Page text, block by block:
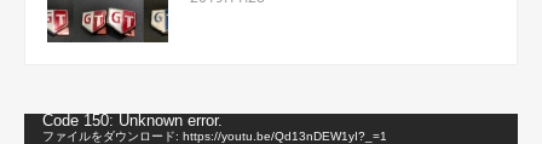
動Code 150: Unknown error.
ファイルをダウンロード: https://youtu.be/Qd13nDEW1yI?_=1